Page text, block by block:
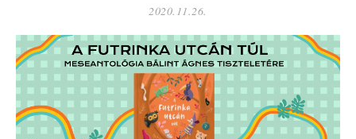
2020.11.26.